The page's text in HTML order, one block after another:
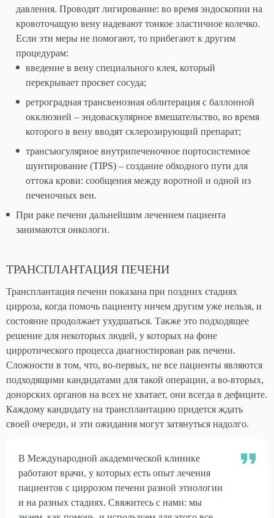
давления. Проводят лигирование: во время эндоскопии на
кровоточащую вену надевают тонкое эластичное колечко.
Если эти меры не помогают, то прибегают к другим
процедурам:
введение в вену специального клея, который
перекрывает просвет сосуда;
ретроградная трансвенозная облитерация с баллонной
окклюзией – эндоваскулярное вмешательство, во время
которого в вену вводят склерозирующий препарат;
трансъюгулярное внутрипеченочное портосистемное
шунтирование (TIPS) – создание обходного пути для
оттока крови: сообщения между воротной и одной из
печеночных вен.
При раке печени дальнейшим лечением пациента
занимаются онкологи.
ТРАНСПЛАНТАЦИЯ ПЕЧЕНИ
Трансплантация печени показана при поздних стадиях
цирроза, когда помочь пациенту ничем другим уже нельзя, и
состояние продолжает ухудшаться. Также это подходящее
решение для некоторых людей, у которых на фоне
цирротического процесса диагностирован рак печени.
Сложности в том, что, во-первых, не все пациенты являются
подходящими кандидатами для такой операции, а во-вторых,
донорских органов на всех не хватает, они всегда в дефиците.
Каждому кандидату на трансплантацию придется ждать
своей очереди, и эти ожидания могут затянуться надолго.
В Международной академической клинике
работают врачи, у которых есть опыт лечения
пациентов с циррозом печени разной этиологии
и на разных стадиях. Свяжитесь с нами: мы